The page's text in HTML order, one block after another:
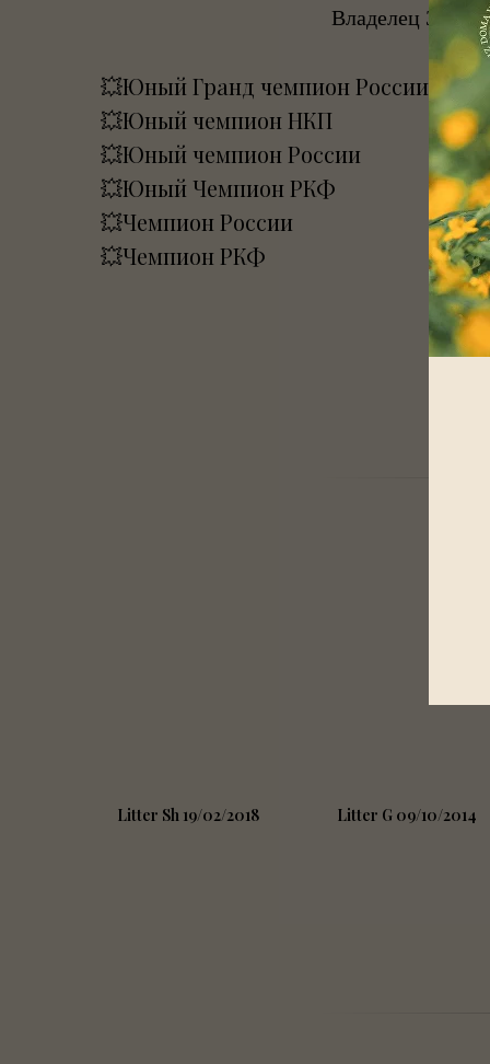
Владелец Зоя А.
💥Юный Гранд чемпион России
💥Юный чемпион НКП
💥Юный чемпион России
💥Юный Чемпион РКФ
💥Чемпион России
💥Чемпион РКФ
Litter Sh 19/02/2018 Litter G 09/10/2014